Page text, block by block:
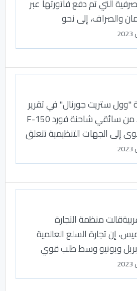
التي تم دفع فاتورتها عبر
والصراف، إلى نحو
ستريت جورنال" في تقرير
لها أن العديد من سائقي شاحنة فورد F-150
إلى الجهات التنظيمية تتعلق
منظمة التجارة
إن تجارة السلع العالمية
ويونيو وسط طلب قوي